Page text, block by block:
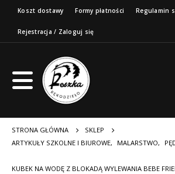
Koszt dostawy Formy płatności Regulamin
Rejestracja / Zaloguj się
STRONA GŁÓWNA
SKLEP
ARTYKUŁY SZKOLNE I BIUROWE, MALARSTWO,
KUBEK NA WODĘ Z BLOKADĄ WYLEWANIA BEBE